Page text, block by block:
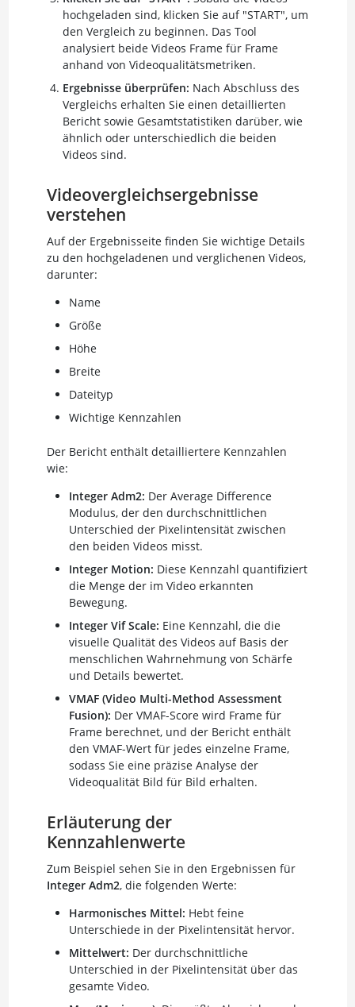
hochgeladen sind, klicken Sie auf "START", um
den Vergleich zu beginnen. Das Tool
analysiert beide Videos Frame für Frame
anhand von Videoqualitätsmetriken.
Ergebnisse überprüfen: Nach Abschluss des
Vergleichs erhalten Sie einen detaillierten
Bericht sowie Gesamtstatistiken darüber, wie
ähnlich oder unterschiedlich die beiden
Videos sind.
Videovergleichsergebnisse
verstehen
Auf der Ergebnisseite finden Sie wichtige Details
zu den hochgeladenen und verglichenen Videos,
darunter:
Name
Größe
Höhe
Breite
Dateityp
Wichtige Kennzahlen
Der Bericht enthält detailliertere Kennzahlen
wie:
Integer Adm2: Der Average Difference
Modulus, der den durchschnittlichen
Unterschied der Pixelintensität zwischen
den beiden Videos misst.
Integer Motion: Diese Kennzahl quantifiziert
die Menge der im Video erkannten
Bewegung.
Integer Vif Scale: Eine Kennzahl, die die
visuelle Qualität des Videos auf Basis der
menschlichen Wahrnehmung von Schärfe
und Details bewertet.
VMAF (Video Multi-Method Assessment
Fusion): Der VMAF-Score wird Frame für
Frame berechnet, und der Bericht enthält
den VMAF-Wert für jedes einzelne Frame,
sodass Sie eine präzise Analyse der
Videoqualität Bild für Bild erhalten.
Erläuterung der
Kennzahlenwerte
Zum Beispiel sehen Sie in den Ergebnissen für
Integer Adm2, die folgenden Werte:
Harmonisches Mittel: Hebt feine
Unterschiede in der Pixelintensität hervor.
Mittelwert: Der durchschnittliche
Unterschied in der Pixelintensität über das
gesamte Video.